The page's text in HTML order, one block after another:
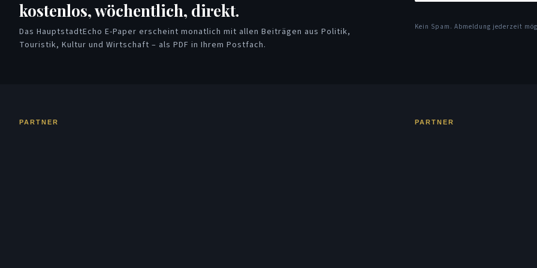
kostenlos, wöchentlich, direkt.
Das HauptstadtEcho E-Paper erscheint monatlich mit allen Beiträgen aus Politik,
Touristik, Kultur und Wirtschaft – als PDF in Ihrem Postfach.
Kein Spam. Abmeldung jederzeit
PARTNER PARTNER